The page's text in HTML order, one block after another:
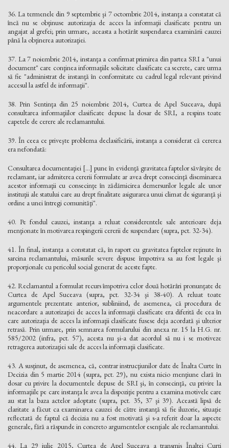
36. La termenele din 9 septembrie şi 7 octombrie 2014, instanţa a constatat că
încă nu se obţinuse autorizaţia de acces la informaţii clasificate pentru un
angajat al grefei; prin urmare, aceasta a hotărât suspendarea examinării cauzei
până la obţinerea autorizaţiei.
37. La 7 noiembrie 2014, instanţa a confirmat primirea din partea SRI a "unui
document" care conţinea informaţiile solicitate clasificate ca secrete, care urma
să fie "administrat de instanţă în conformitate cu cadrul legal relevant privind
accesul la astfel de informaţii".
38. Prin Sentinţa din 25 noiembrie 2014, Curtea de Apel Suceava, după
consultarea informaţiilor clasificate depuse la dosar de SRI, a respins toate
capetele de cerere ale reclamantului.
39. În ceea ce priveşte problema declasificării, instanţa a considerat că cererea
era nefondată:
Consultarea documentaţiei [...] pune în evidenţă gravitatea faptelor săvârşite de
reclamant, iar admiterea cererii formulate ar avea drept consecinţă diseminarea
acestor informaţii cu consecinţe în zădărnicirea demersurilor legale ale unor
instituţii ale statului care au drept finalitate asigurarea unui climat de siguranţă şi
ordine a unei întregi comunităţi".
40. Pe fondul cauzei, instanţa a reluat considerentele sale anterioare deja
menţionate în motivarea respingerii cererii de suspendare (supra, pct. 32-34).
41. În final, instanţa a constatat că, în raport cu gravitatea faptelor reţinute în
sarcina reclamantului, măsurile severe dispuse împotriva sa au fost legale şi
proporţionale cu pericolul social generat de aceste fapte.
42. Reclamantul a formulat recurs împotriva celor două hotărâri pronunţate de
Curtea de Apel Suceava (supra, pct. 32-34 şi 38-40). A reluat toate
argumentele prezentate anterior, subliniind, de asemenea, că procedura de
neacordare a autorizaţiei de acces la informaţii clasificate era diferită de cea în
care autorizaţia de acces la informaţii clasificate fusese deja acordată şi ulterior
retrasă. Prin urmare, prin semnarea formularului din anexa nr. 15 la H.G. nr.
585/2002 (infra, pct. 57), acesta nu şi-a dat acordul să nu i se motiveze
retragerea autorizaţiei sale de acces la informaţii clasificate.
43. A susţinut, de asemenea, că, contrar instrucţiunilor date de Înalta Curte în
Decizia din 5 martie 2014 (supra, pct. 29), nu exista nicio menţiune clară în
dosar cu privire la documentele depuse de SRI şi, în consecinţă, cu privire la
informaţiile pe care instanţa le avea la dispoziţie pentru a examina motivele care
au stat la baza actelor adoptate (supra, pct. 35, 37 şi 39). Această lipsă de
claritate a făcut ca examinarea cauzei de către instanţă să fie iluzorie, situaţie
reflectată de faptul că decizia nu a fost motivată şi s-a referit doar la aspecte
generale, fără a răspunde in concreto argumentelor esenţiale ale reclamantului.
44. La 29 iulie 2015, Curtea de Apel Suceava a transmis Înaltei Curţi